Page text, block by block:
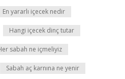
En yararlı içecek nedir
Hangi içecek dinç tutar
sabah ne içmeliyiz
Sabah aç karnına ne yenir